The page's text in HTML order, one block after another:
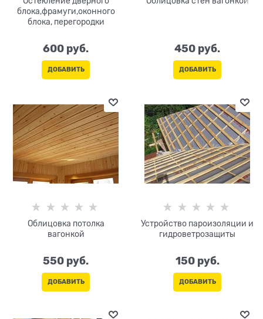
блока,фрамуги,оконного
блока, перегородки
600 руб.
ДОБАВИТЬ
450 руб.
ДОБАВИТЬ
Облицовка потолка
вагонкой
550 руб.
ДОБАВИТЬ
Устройство пароизоляции и
гидроветрозащиты
150 руб.
ДОБАВИТЬ